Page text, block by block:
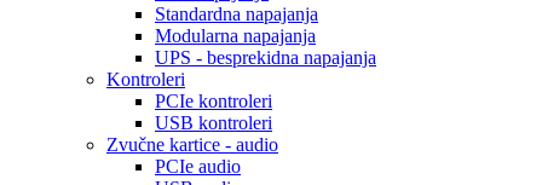
Standardna napajanja
Modularna napajanja
UPS - besprekidna napajanja
Kontroleri
PCIe kontroleri
USB kontroleri
Zvučne kartice - audio
PCIe audio